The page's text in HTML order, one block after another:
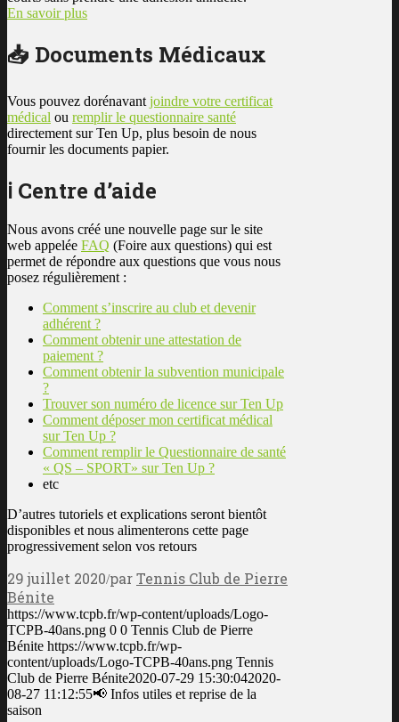
En savoir plus
📥 Documents Médicaux
Vous pouvez dorénavant joindre votre certificat
médical ou remplir le questionnaire santé
directement sur Ten Up, plus besoin de nous
fournir les documents papier.
ℹ️ Centre d’aide
Nous avons créé une nouvelle page sur le site
web appelée FAQ (Foire aux questions) qui est
permet de répondre aux questions que vous nous
posez régulièrement :
Comment s’inscrire au club et devenir
adhérent ?
Comment obtenir une attestation de
paiement ?
Comment obtenir la subvention municipale
?
Trouver son numéro de licence sur Ten Up
Comment déposer mon certificat médical
sur Ten Up ?
Comment remplir le Questionnaire de santé
« QS – SPORT» sur Ten Up ?
etc
D’autres tutoriels et explications seront bientôt
disponibles et nous alimenterons cette page
progressivement selon vos retours
29 juillet 2020/parTennis Club de Pierre
Bénite
https://www.tcpb.fr/wp-content/uploads/Logo-
TCPB-40ans.png 0 0 Tennis Club de Pierre
Bénite https://www.tcpb.fr/wp-
content/uploads/Logo-TCPB-40ans.png Tennis
Club de Pierre Bénite2020-07-29 15:30:042020-
08-27 11:12:55📢 Infos utiles et reprise de la
saison